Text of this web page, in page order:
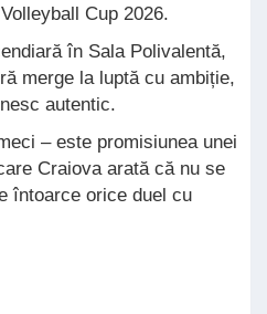
Cup 2026.
în Sala Polivalentă,
merge la luptă cu ambiție,
autentic.
– este promisiunea unei
Craiova arată că nu se
întoarce orice duel cu